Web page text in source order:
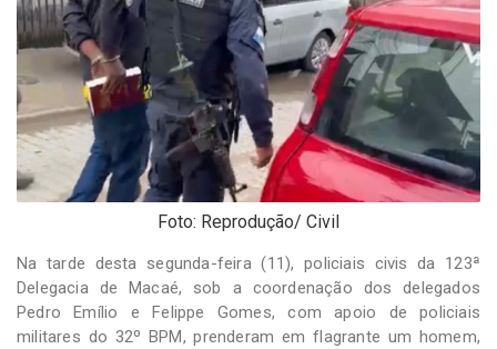
Sistemas
Foto: Reprodução/ Civil
Na tarde desta segunda-feira (11), policiais civis da 123ª
Delegacia de Macaé, sob a coordenação dos delegados
Pedro Emílio e Felippe Gomes, com apoio de policiais
militares do 32º BPM, prenderam em flagrante um homem,